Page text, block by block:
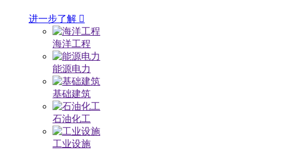
进一步了解 
海洋工程
能源电力
基础建筑
石油化工
工业设施